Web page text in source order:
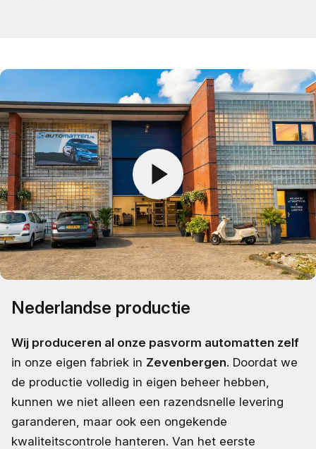
Nederlandse productie
Wij produceren al onze pasvorm automatten zelf
in onze eigen fabriek in Zevenbergen. Doordat we
de productie volledig in eigen beheer hebben,
kunnen we niet alleen een razendsnelle levering
garanderen, maar ook een ongekende
kwaliteitscontrole hanteren. Van het eerste